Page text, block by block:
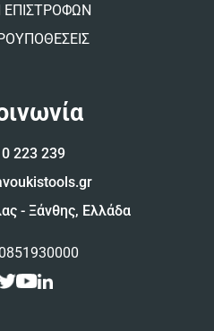
ΕΠΙΣΤΡΟΦΩΝ
223 239
- Ξάνθης, Ελλάδα